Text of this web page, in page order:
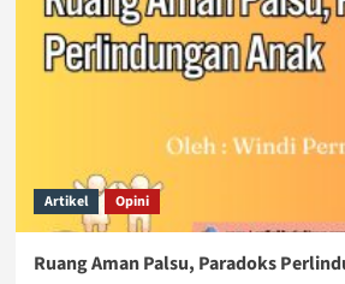
Artikel Opini
Ruang Aman Palsu, Paradoks